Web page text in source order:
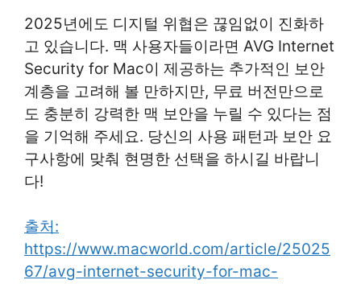
2025년에도 디지털 위협은 끊임없이 진화하
고 있습니다. 맥 사용자들이라면 AVG Internet
Security for Mac이 제공하는 추가적인 보안
계층을 고려해 볼 만하지만, 무료 버전만으로
도 충분히 강력한 맥 보안을 누릴 수 있다는 점
을 기억해 주세요. 당신의 사용 패턴과 보안 요
구사항에 맞춰 현명한 선택을 하시길 바랍니
다!
출처:
https://www.macworld.com/article/25025
67/avg-internet-security-for-mac-